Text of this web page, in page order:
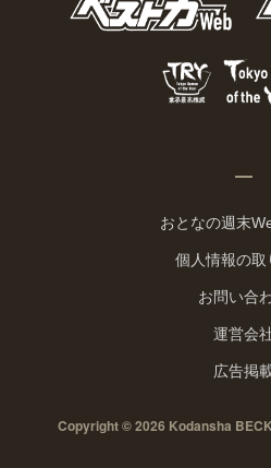
おとなの週末
個人情報の取
お問い合
運営会
広告掲
Copyright © 2026 Kodansha